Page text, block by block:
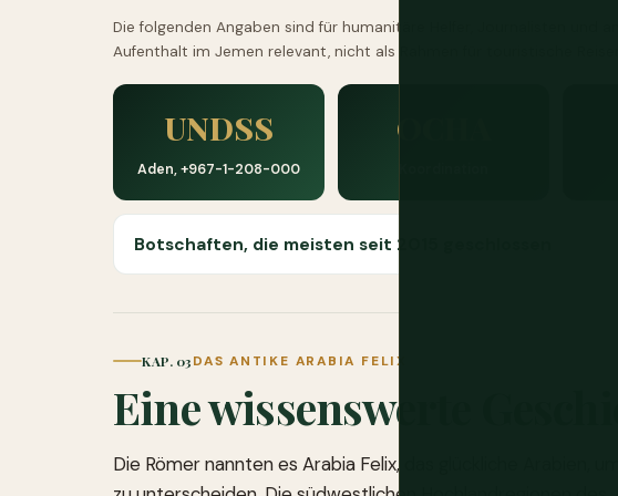
Die folgenden Angaben sind für humanitäre Helfer, Journalisten und
Aufenthalt im Jemen relevant, nicht als Rahmen für touristische Reisen.
UNDSS
Aden, +967-1-208-000
OCHA
Botschaften, die meisten seit 2015 geschlossen
KAP. 03DAS ANTIKE ARABIA FELIX
Eine wissenswerte
Die Römer nannten es Arabia Felix, das glückliche Arabien,